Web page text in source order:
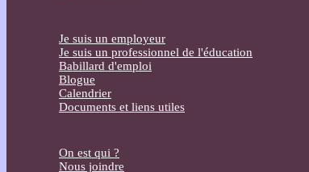
Je suis un employeur
Je suis un professionnel de l'éducation
Babillard d'emploi
Blogue
Calendrier
Documents et liens utiles
On est qui ?
Nous joindre